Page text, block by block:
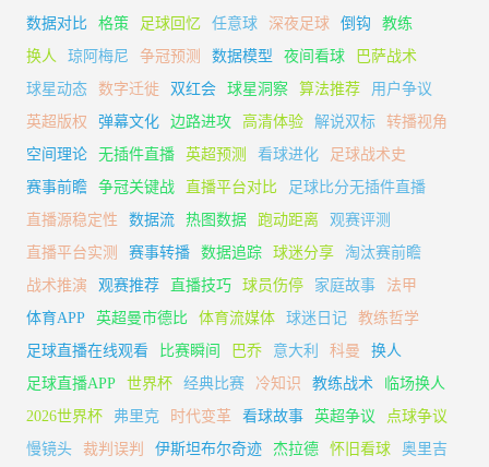
数据对比
格策 足球回忆 任意球 深夜足球 倒钩
教练
换人
琼阿梅尼 争冠预测 数据模型 夜间看球
巴萨战术
球星动态
数字迁徙 双红会 球星洞察 算法推荐
用户争议
英超版权
弹幕文化 边路进攻 高清体验 解说双标
转播视角
空间理论
无插件直播 英超预测 看球进化
足球战术史
赛事前瞻
争冠关键战 直播平台对比
足球比分无插件直播
直播源稳定性
数据流 热图数据 跑动距离
观赛评测
直播平台实测
赛事转播 数据追踪 球迷分享
淘汰赛前瞻
战术推演
观赛推荐 直播技巧 球员伤停 家庭故事
法甲
体育APP
英超曼市德比 体育流媒体 球迷日记
教练哲学
足球直播在线观看
比赛瞬间 巴乔 意大利 科曼
换人
足球直播APP
世界杯 经典比赛 冷知识 教练战术
临场换人
2026世界杯
弗里克 时代变革 看球故事 英超争议
点球争议
慢镜头
裁判误判 伊斯坦布尔奇迹 杰拉德 怀旧看球
奥里吉